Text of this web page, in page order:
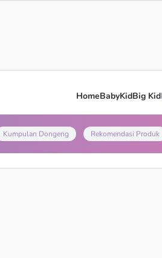
HomeBabyKidBig Kid
Kumpulan Dongeng Rekomendasi Produk